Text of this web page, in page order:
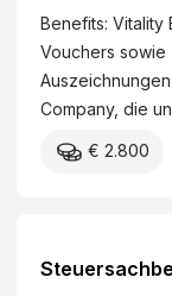
Benefits: Vitality
Vouchers sowie
Company, die
€ 2.800